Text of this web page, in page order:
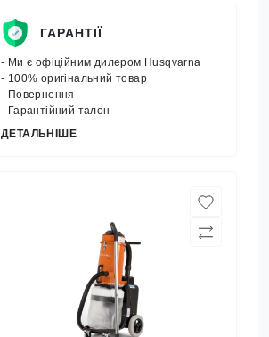
ГАРАНТІЇ
- Ми є офіційним дилером Husqvarna
- 100% оригінальний товар
- Повернення
- Гарантійний талон
ДЕТАЛЬНІШЕ